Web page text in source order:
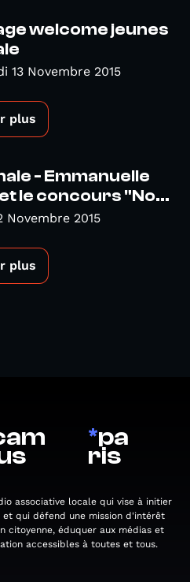
welcome jeunes
13 Novembre 2015
plus
- Emmanuelle
le concours "No...
Novembre 2015
plus
*pa
ris
associative locale qui vise à initier
qui défend une mission d'intérêt
citoyenne, éduquer aux médias et
accessibles à toutes et tous.